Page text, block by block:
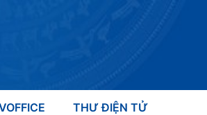
THƯ ĐIỆN TỬ